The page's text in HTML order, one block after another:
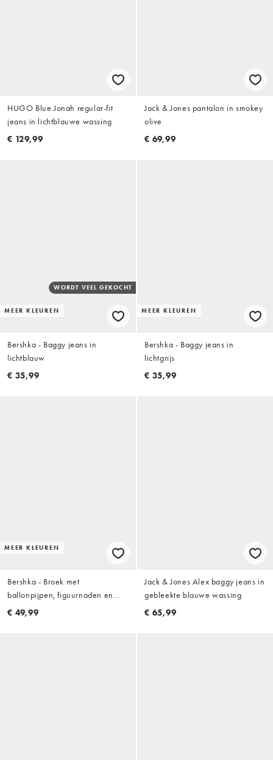
HUGO Blue Jonah regular-fit
jeans in lichtblauwe wassing
€ 129,99
Jack & Jones pantalon in smokey
olive
€ 69,99
MEER KLEUREN
WORDT VEEL GEKOCHT
Bershka - Baggy jeans in
lichtblauw
€ 35,99
MEER KLEUREN
Bershka - Baggy jeans in
lichtgrijs
€ 35,99
MEER KLEUREN
Bershka - Broek met
ballonpijpen, figuurnaden en
riem in zwart
€ 49,99
Jack & Jones Alex baggy jeans in
gebleekte blauwe wassing
€ 65,99